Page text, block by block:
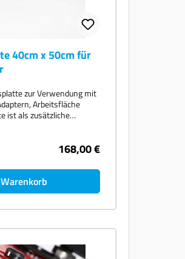
40cm x 50cm für
zur Verwendung mit
Arbeitsfläche
ist als zusätzliche
ist nicht im168,00 €